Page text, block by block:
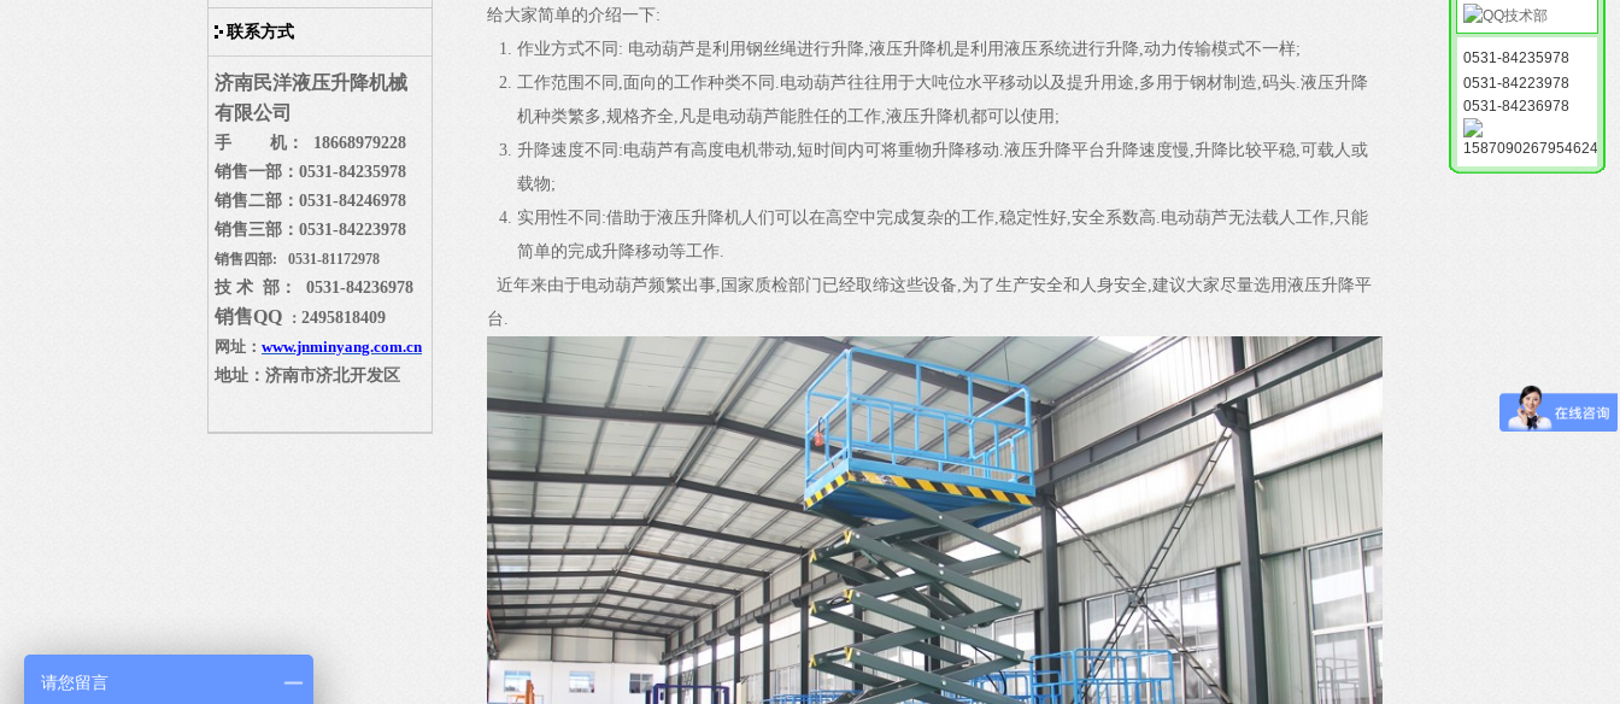
联系方式
济南民洋液压升降机械
有限公司
手 机： 18668979228
销售一部： 0531-84235978
销售二部： 0531-84246978
销售三部： 0531-84223978
销售四部: 0531-81172978
技 术 部： 0531-84236978
销售QQ ： 2495818409
网址： www.jnminyang.com.cn
地址：济南市济北开发区
给大家简单的介绍一下:
作业方式不同: 电动葫芦是利用钢丝绳进行升降,液压升降机是利用液压系统进行升降,动力传输模式不一样;
工作范围不同,面向的工作种类不同.电动葫芦往往用于大吨位水平移动以及提升用途,多用于钢材制造,码头.液压升降
机种类繁多,规格齐全,凡是电动葫芦能胜任的工作,液压升降机都可以使用;
升降速度不同:电葫芦有高度电机带动,短时间内可将重物升降移动.液压升降平台升降速度慢,升降比较平稳,可载人或
载物;
实用性不同:借助于液压升降机人们可以在高空中完成复杂的工作,稳定性好,安全系数高.电动葫芦无法载人工作,只能
简单的完成升降移动等工作.
近年来由于电动葫芦频繁出事,国家质检部门已经取缔这些设备,为了生产安全和人身安全,建议大家尽量选用液压升降平
台.
0531-84235978
0531-84223978
0531-84236978
请您留言